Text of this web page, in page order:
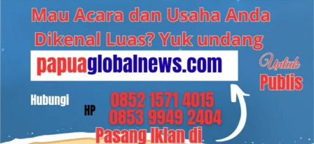
Copyright ©2024-2026 Papuaglobalnews.com | All rights
reserved
Web Developer Powered byKMGNetwork